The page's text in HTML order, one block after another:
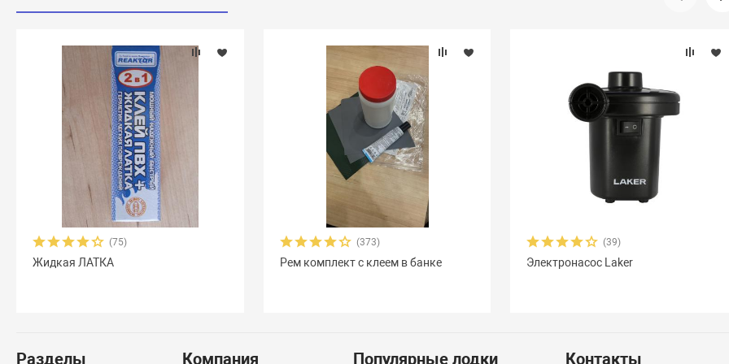
(75)
Жидкая ЛАТКА
(373)
Рем комплект с клеем в банке
(39)
Электронасос Laker
Разделы Компания Популярные лодки Контакты